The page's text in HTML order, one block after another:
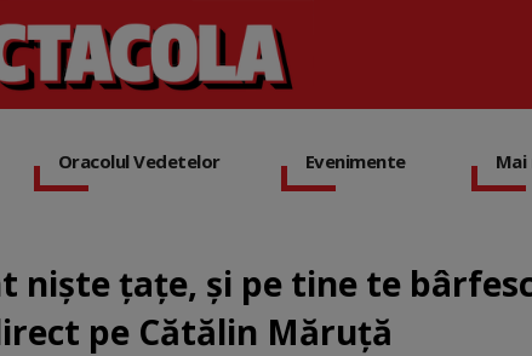
Oracolul Vedetelor Evenimente
niște țațe, și pe tine te
pe Cătălin Măruță